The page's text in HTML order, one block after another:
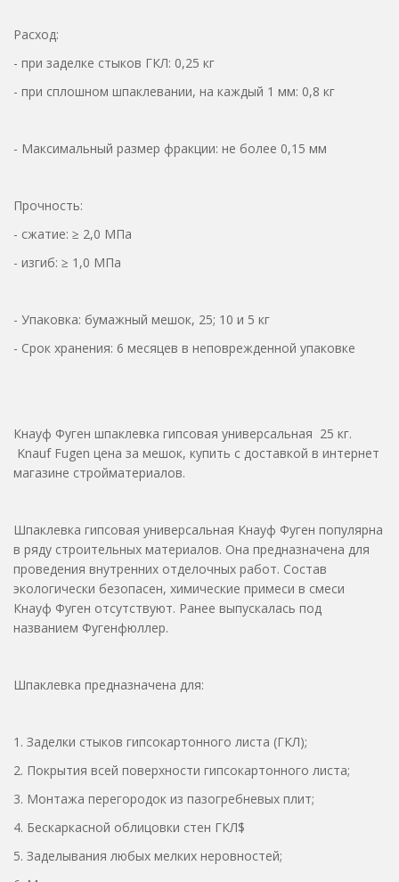
Расход:
- при заделке стыков ГКЛ: 0,25 кг
- при сплошном шпаклевании, на каждый 1 мм: 0,8 кг
- Максимальный размер фракции: не более 0,15 мм
Прочность:
- сжатие: ≥ 2,0 МПа
- изгиб: ≥ 1,0 МПа
- Упаковка: бумажный мешок, 25; 10 и 5 кг
- Срок хранения: 6 месяцев в неповрежденной упаковке
Кнауф Фуген шпаклевка гипсовая универсальная 25 кг.
Knauf Fugen цена за мешок, купить с доставкой в интернет
магазине стройматериалов.
Шпаклевка гипсовая универсальная Кнауф Фуген популярна
в ряду строительных материалов. Она предназначена для
проведения внутренних отделочных работ. Состав
экологически безопасен, химические примеси в смеси
Кнауф Фуген отсутствуют. Ранее выпускалась под
названием Фугенфюллер.
Шпаклевка предназначена для:
1. Заделки стыков гипсокартонного листа (ГКЛ);
2. Покрытия всей поверхности гипсокартонного листа;
3. Монтажа перегородок из пазогребневых плит;
4. Бескаркасной облицовки стен ГКЛ$
5. Заделывания любых мелких неровностей;